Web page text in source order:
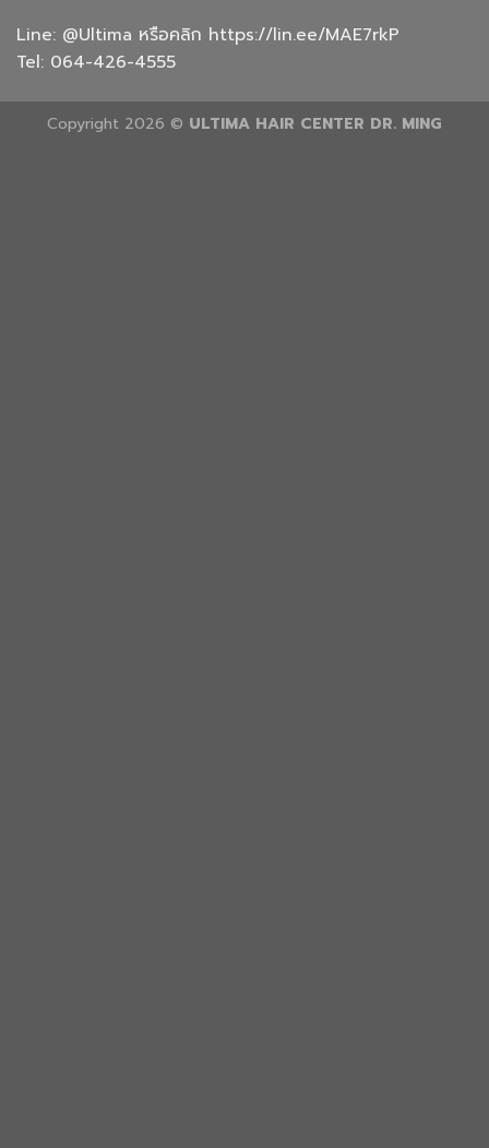
Line: @Ultima หรือคลิก https://lin.ee/MAE7rkP
Tel: 064-426-4555
Copyright 2026 © ULTIMA HAIR CENTER DR. MING